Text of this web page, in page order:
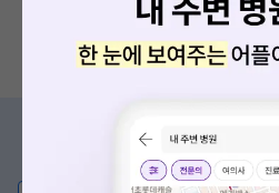
증상/치료, 궁금한
의사가 직접 답해